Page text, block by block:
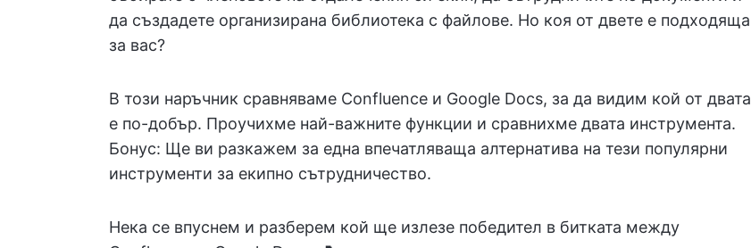
да създадете организирана библиотека с файлове. Но коя от двете е подходяща
за вас?
В този наръчник сравняваме Confluence и Google Docs, за да видим кой от двата
е по-добър. Проучихме най-важните функции и сравнихме двата инструмента.
Бонус: Ще ви разкажем за една впечатляваща алтернатива на тези популярни
инструменти за екипно сътрудничество.
Нека се впуснем и разберем кой ще излезе победител в битката между